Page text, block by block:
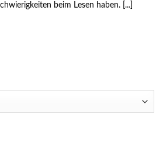
beim Lesen haben. [...]